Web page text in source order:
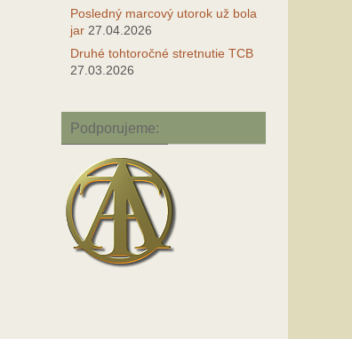
Posledný marcový utorok už bola
jar 27.04.2026
Druhé tohtoročné stretnutie TCB
27.03.2026
Podporujeme: